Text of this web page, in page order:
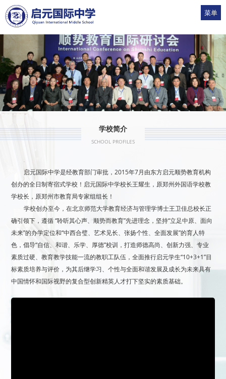
菜单
学校简介
SCHOOL PROFILES
启元国际中学是经教育部门审批，2015年7月由东方启元顺势教育机构
创办的全日制寄宿式学校！启元国际中学校长王耀生，原郑州外国语学校教
学校长，原郑州市教育局专家组组长！
学校创办至今，在北京师范大学教育经济与管理学博士王卫佳总校长正
确引领下，遵循 “聆听其心声、顺势而教育”先进理念，坚持“立足中原、面向
未来”的办学定位和“中西合璧、艺术见长、张扬个性、全面发展”的育人特
色，倡导“自信、和谐、乐学、厚德”校训，打造师德高尚、创新力强、专业
素质过硬、教育教学技能一流的教职工队伍，全面推行启元学生“10+3+1”目
标素质培养与评价，为其后继学习、个性与全面和谐发展及成长为未来具有
中国情怀和国际视野的复合型创新精英人才打下坚实的素质基础。